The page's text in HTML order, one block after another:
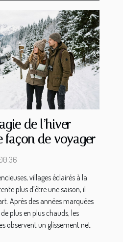
de l’hiver
façon de voyager
villages éclairés à la
plus d’être une saison, il
Après des années marquées
plus en plus chauds, les
observent un glissement net